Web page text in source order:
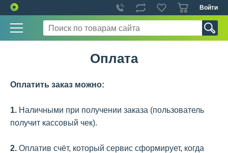
Войти
Оплата
Оплатить заказ можно:
1. Наличными при получении заказа (пользователь
получит кассовый чек).
2. Оплатив счёт, который сервис сформирует, когда